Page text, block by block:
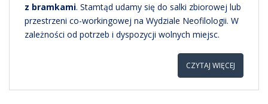
z bramkami. Stamtąd udamy się do salki zbiorowej lub
przestrzeni co-workingowej na Wydziale Neofilologii. W
zależności od potrzeb i dyspozycji wolnych miejsc.
CZYTAJ WIĘCEJ